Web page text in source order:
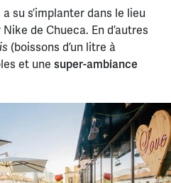
su s’implanter dans le lieu
de Chueca. En d’autres
(boissons d’un litre à
et une super-ambiance